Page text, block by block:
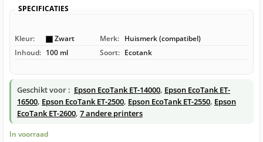
SPECIFICATIES
Kleur: Zwart Merk: Huismerk (compatibel)
Inhoud: 100 ml Soort: Ecotank
Geschikt voor : Epson EcoTank ET-14000, Epson EcoTank ET-
16500, Epson EcoTank ET-2500, Epson EcoTank ET-2550, Epson
EcoTank ET-2600, 7 andere printers
In voorraad